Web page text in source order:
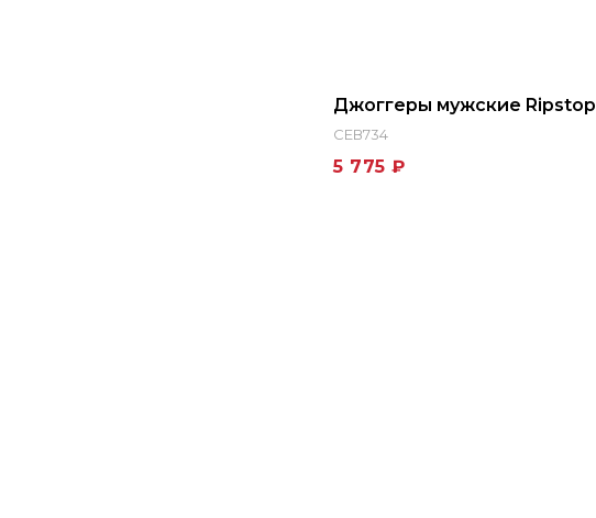
СЕВ734
Джоггеры мужские Ripstop
5 775 ₽